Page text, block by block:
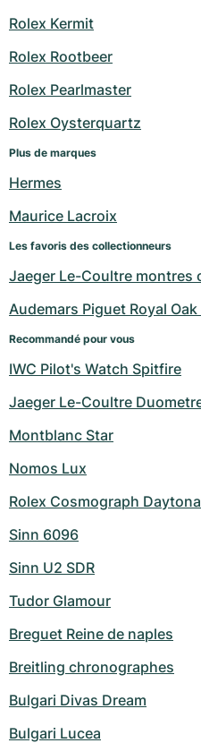
Rolex Kermit
Rolex Rootbeer
Rolex Pearlmaster
Rolex Oysterquartz
Plus de marques
Hermes
Maurice Lacroix
Les favoris des collectionneurs
Jaeger Le-Coultre montres
Audemars Piguet Royal
Recommandé pour vous
IWC Pilot's Watch Spitfire
Jaeger Le-Coultre
Montblanc Star
Nomos Lux
Rolex Cosmograph
Sinn 6096
Sinn U2 SDR
Tudor Glamour
Breguet Reine de naples
Breitling chronographes
Bulgari Divas Dream
Bulgari Lucea